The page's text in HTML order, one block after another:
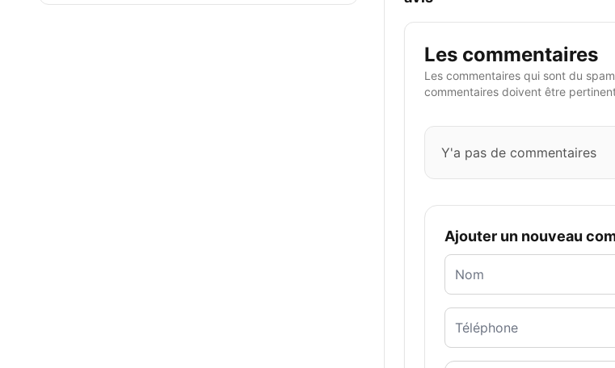
Les commentaires
Les commentaires qui sont du
commentaires doivent être
Y'a pas de commentaires
Ajouter un nouveau